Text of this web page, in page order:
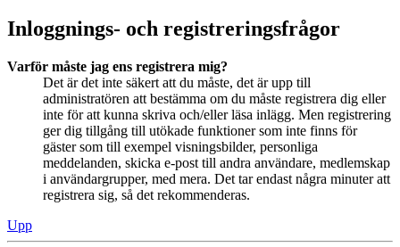
Inloggnings- och registreringsfrågor
Varför måste jag ens registrera mig?
Det är det inte säkert att du måste, det är upp till
administratören att bestämma om du måste registrera dig eller
inte för att kunna skriva och/eller läsa inlägg. Men registrering
ger dig tillgång till utökade funktioner som inte finns för
gäster som till exempel visningsbilder, personliga
meddelanden, skicka e-post till andra användare, medlemskap
i användargrupper, med mera. Det tar endast några minuter att
registrera sig, så det rekommenderas.
Upp